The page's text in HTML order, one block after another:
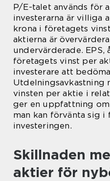
P/E-talet används för
investerarna är villiga
krona i företagets
aktierna är
undervärderade. EPS,
företagets vinst per
investerare att
Utdelningsavkastning
vinsten per aktie i
ger en uppfattning
man kan förvänta sig i
investeringen.
Skillnaden
aktier för